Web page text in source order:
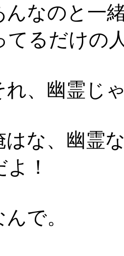
のと一緒
てるだけの
幽霊じ
、幽霊な
！
で。